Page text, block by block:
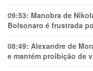
09:53: Manobra de
Bolsonaro é frustrada
08:49: Alexandre de
e mantém proibição de